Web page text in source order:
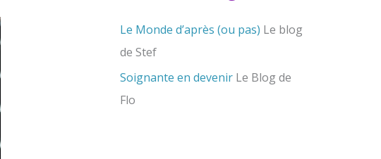
Le Monde d’après (ou pas) Le blog
de Stef
Soignante en devenir Le Blog de
Flo